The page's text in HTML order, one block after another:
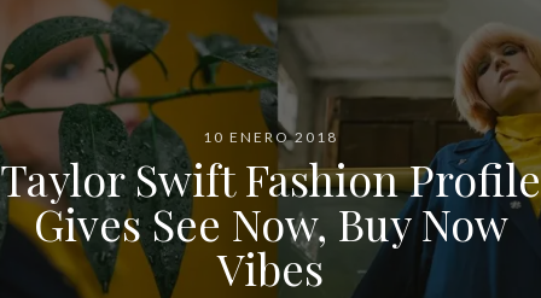
10 ENERO 2018
Taylor Swift Fashion Profile
Gives See Now, Buy Now
Vibes